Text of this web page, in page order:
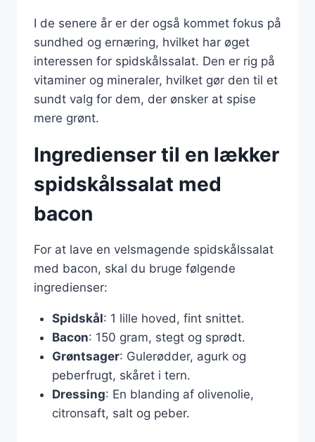
I de senere år er der også kommet fokus på
sundhed og ernæring, hvilket har øget
interessen for spidskålssalat. Den er rig på
vitaminer og mineraler, hvilket gør den til et
sundt valg for dem, der ønsker at spise
mere grønt.
Ingredienser til en lækker
spidskålssalat med
bacon
For at lave en velsmagende spidskålssalat
med bacon, skal du bruge følgende
ingredienser:
Spidskål: 1 lille hoved, fint snittet.
Bacon: 150 gram, stegt og sprødt.
Grøntsager: Gulerødder, agurk og
peberfrugt, skåret i tern.
Dressing: En blanding af olivenolie,
citronsaft, salt og peber.